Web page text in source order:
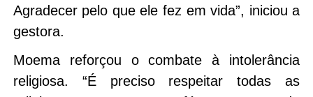
Agradecer pelo que ele fez em vida”, iniciou a
gestora.
Moema reforçou o combate à intolerância
religiosa. “É preciso respeitar todas as